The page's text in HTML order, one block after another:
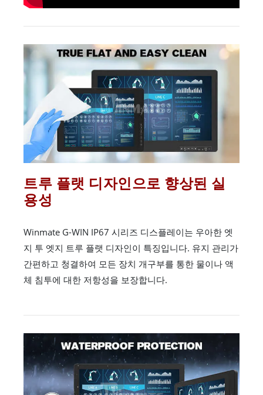
트루 플랫 디자인으로 향상된 실
용성
Winmate G-WIN IP67 시리즈 디스플레이는 우아한 엣
지 투 엣지 트루 플랫 디자인이 특징입니다. 유지 관리가
간편하고 청결하여 모든 장치 개구부를 통한 물이나 액
체 침투에 대한 저항성을 보장합니다.